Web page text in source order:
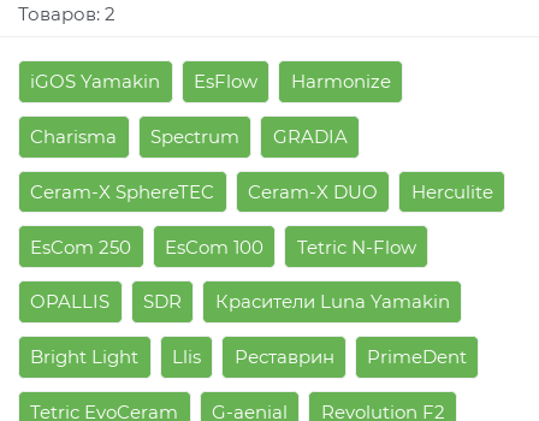
Товаров: 2
iGOS Yamakin EsFlow Harmonize
Charisma Spectrum GRADIA
Ceram-X SphereTEC Ceram-X DUO Herculite
EsCom 250 EsCom 100 Tetric N-Flow
OPALLIS SDR Красители Luna Yamakin
Bright Light Llis Реставрин PrimeDent
Tetric EvoCeram G-aenial Revolution F2